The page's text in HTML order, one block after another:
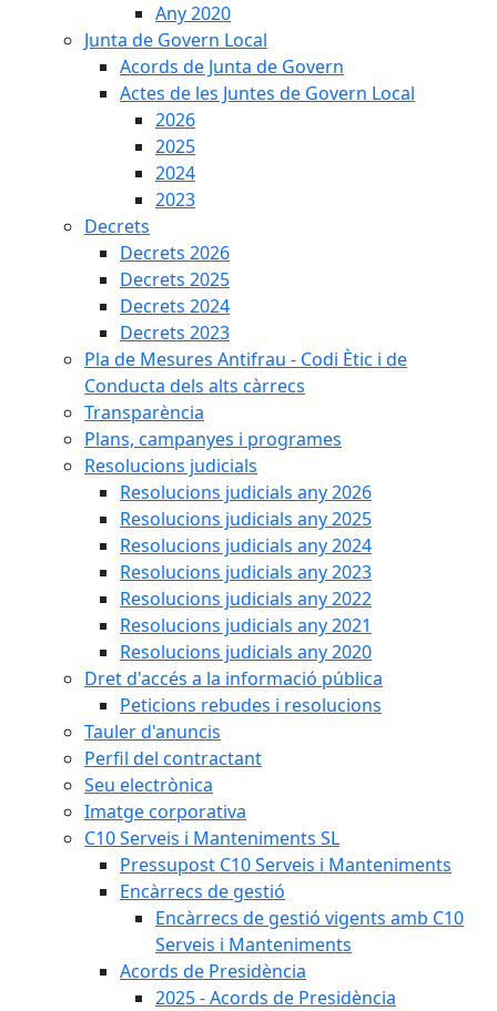
Any 2020
Junta de Govern Local
Acords de Junta de Govern
Actes de les Juntes de Govern Local
2026
2025
2024
2023
Decrets
Decrets 2026
Decrets 2025
Decrets 2024
Decrets 2023
Pla de Mesures Antifrau - Codi Ètic i de
Conducta dels alts càrrecs
Transparència
Plans, campanyes i programes
Resolucions judicials
Resolucions judicials any 2026
Resolucions judicials any 2025
Resolucions judicials any 2024
Resolucions judicials any 2023
Resolucions judicials any 2022
Resolucions judicials any 2021
Resolucions judicials any 2020
Dret d'accés a la informació pública
Peticions rebudes i resolucions
Tauler d'anuncis
Perfil del contractant
Seu electrònica
Imatge corporativa
C10 Serveis i Manteniments SL
Pressupost C10 Serveis i Manteniments
Encàrrecs de gestió
Encàrrecs de gestió vigents amb C10
Serveis i Manteniments
Acords de Presidència
2025 - Acords de Presidència